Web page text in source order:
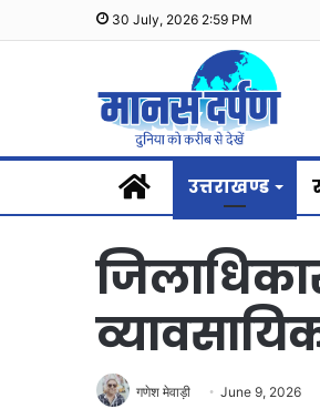
30 July, 2026 2:59 PM
Homeउत्तराखण्ड
गणेश मेवाड़ी June 9, 2026